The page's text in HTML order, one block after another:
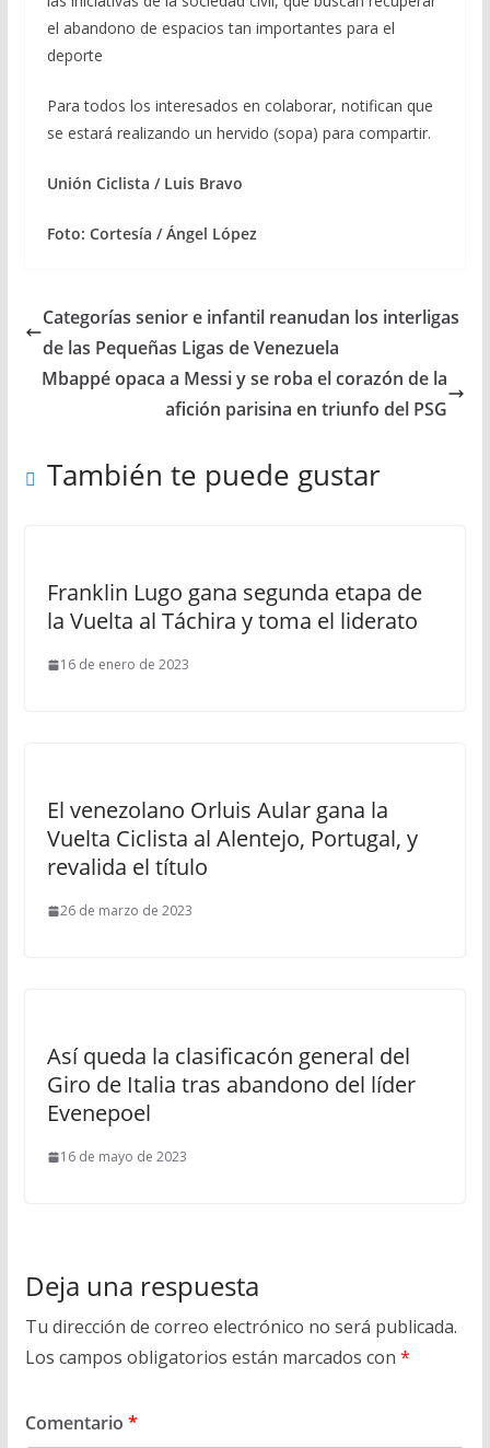
el abandono de espacios tan importantes para el
deporte
Para todos los interesados en colaborar, notifican que
se estará realizando un hervido (sopa) para compartir.
Unión Ciclista / Luis Bravo
Foto: Cortesía / Ángel López
Categorías senior e infantil reanudan los interligas
de las Pequeñas Ligas de Venezuela
Mbappé opaca a Messi y se roba el corazón de la
afición parisina en triunfo del PSG
También te puede gustar
Franklin Lugo gana segunda etapa de
la Vuelta al Táchira y toma el liderato
16 de enero de 2023
El venezolano Orluis Aular gana la
Vuelta Ciclista al Alentejo, Portugal, y
revalida el título
26 de marzo de 2023
Así queda la clasificacón general del
Giro de Italia tras abandono del líder
Evenepoel
16 de mayo de 2023
Deja una respuesta
Tu dirección de correo electrónico no será publicada.
Los campos obligatorios están marcados con *
Comentario *